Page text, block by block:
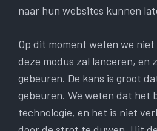
naar hun websites kunnen
Op dit moment weten we niet
deze modus zal lanceren, en
gebeuren. De kans is groot
gebeuren. We weten dat het
technologie, en het is niet